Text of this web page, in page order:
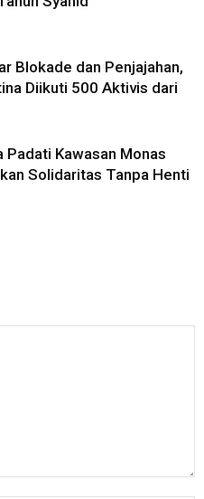
Blokade dan Penjajahan,
Diikuti 500 Aktivis dari
Padati Kawasan Monas
Solidaritas Tanpa Henti